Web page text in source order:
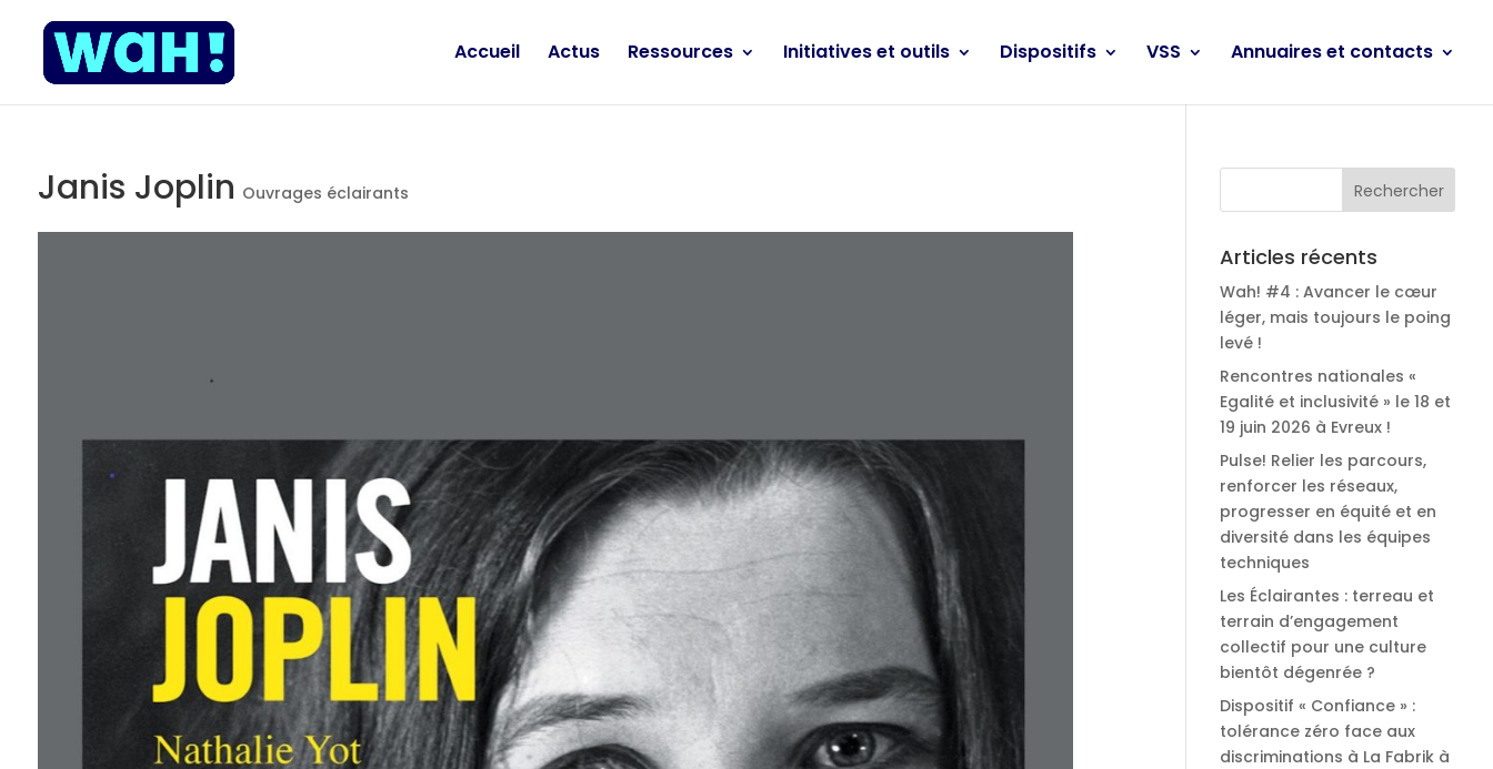
Accueil Actus Ressources Initiatives et outils Dispositifs VSS Annuaires et contacts
Janis Joplin Ouvrages éclairants
Articles récents
Wah! #4 : Avancer le cœur
léger, mais toujours le poing
levé !
Rencontres nationales «
Egalité et inclusivité » le 18 et
19 juin 2026 à Evreux !
Pulse! Relier les parcours,
renforcer les réseaux,
progresser en équité et en
diversité dans les équipes
techniques
Les Éclairantes : terreau et
terrain d’engagement
collectif pour une culture
bientôt dégenrée ?
Dispositif « Confiance » :
tolérance zéro face aux
discriminations à La Fabrik à